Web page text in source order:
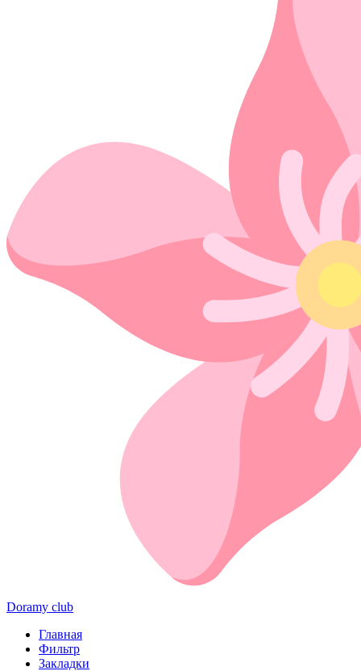
Doramy club
Главная
Фильтр
Закладки